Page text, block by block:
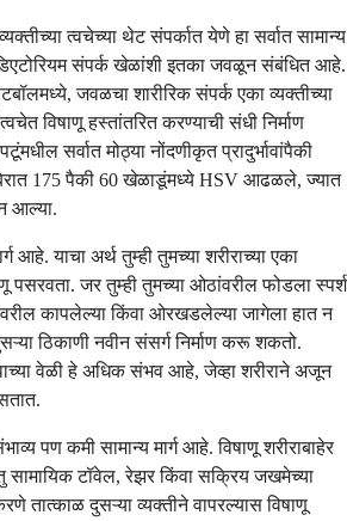
त्वचेच्या थेट संपर्कात येणे हा सर्वात सामान्य
संपर्क खेळांशी इतका जवळून संबंधित आहे.
जवळचा शारीरिक संपर्क एका व्यक्तीच्या
विषाणू हस्तांतरित करण्याची संधी निर्माण
सर्वात मोठ्या नोंदणीकृत प्रादुर्भावांपैकी
175 पैकी 60 खेळाडूंमध्ये HSV आढळले, ज्यात
आल्या.
आहे. याचा अर्थ तुम्ही तुमच्या शरीराच्या एका
पसरवता. जर तुम्ही तुमच्या ओठांवरील फोडला स्पर्श
कापलेल्या किंवा ओरखडलेल्या जागेला हात न
ठिकाणी नवीन संसर्ग निर्माण करू शकतो.
वेळी हे अधिक संभव आहे, जेव्हा शरीराने अजून
पण कमी सामान्य मार्ग आहे. विषाणू शरीराबाहेर
सामायिक टॉवेल, रेझर किंवा सक्रिय जखमेच्या
तात्काळ दुसऱ्या व्यक्तीने वापरल्यास विषाणू